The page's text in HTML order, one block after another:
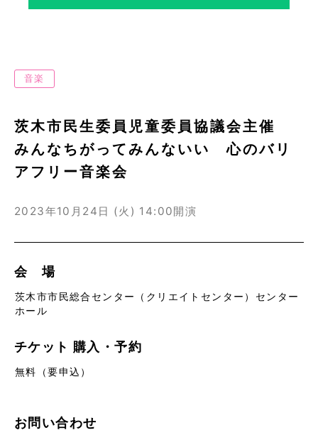
音楽
茨木市民生委員児童委員協議会主催
みんなちがってみんないい 心のバリ
アフリー音楽会
2023年10月24日 (火) 14:00開演
会 場
茨木市市民総合センター（クリエイトセンター）センター
ホール
チケット 購入・予約
無料（要申込）
お問い合わせ